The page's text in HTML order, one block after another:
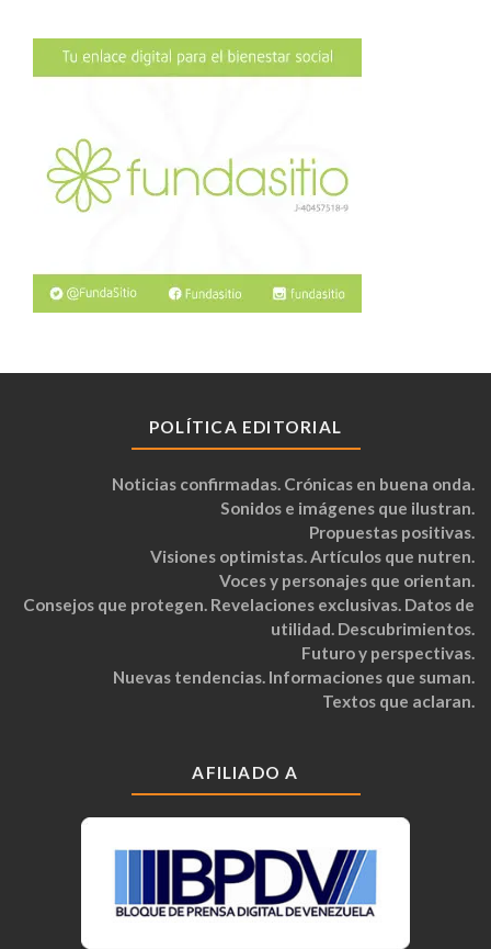
POLÍTICA EDITORIAL
Noticias confirmadas. Crónicas en buena onda.
Sonidos e imágenes que ilustran.
Propuestas positivas.
Visiones optimistas. Artículos que nutren.
Voces y personajes que orientan.
Consejos que protegen. Revelaciones exclusivas. Datos de
utilidad. Descubrimientos.
Futuro y perspectivas.
Nuevas tendencias. Informaciones que suman.
Textos que aclaran.
AFILIADO A